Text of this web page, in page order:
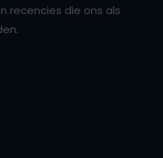
recencies die ons als